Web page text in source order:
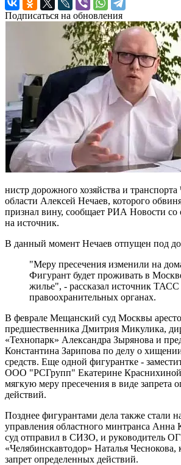
Подписаться на обновления
нистр дорожного хозяйства и транспорта
области Алексей Нечаев, которого
признал вину, сообщает РИА Новости со
на источник.
В данный момент Нечаев отпущен под
"Меру пресечения изменили на
Фигурант будет проживать в
жилье", - рассказал источник ТАСС
правоохранительных органах.
В феврале Мещанский суд Москвы
предшественника Дмитрия Микулика,
«Технопарк» Александра Зырянова и
Константина Зарипова по делу о
средств. Еще одной фигурантке -
ООО "РСГрупп" Екатерине Краснихиной
мягкую меру пресечения в виде запрета
действий.
Позднее фигурантами дела также стали
управления областного минтранса Анна
суд отправил в СИЗО, и руководитель
«Челябинскавтодор» Наталья Чеснокова,
запрет определенных действий.